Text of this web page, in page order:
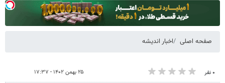
صفحه اصلی اخبار اندیشه
۰ نفر ۲۵ بهمن ۱۴۰۲ - ۱۷:۳۷